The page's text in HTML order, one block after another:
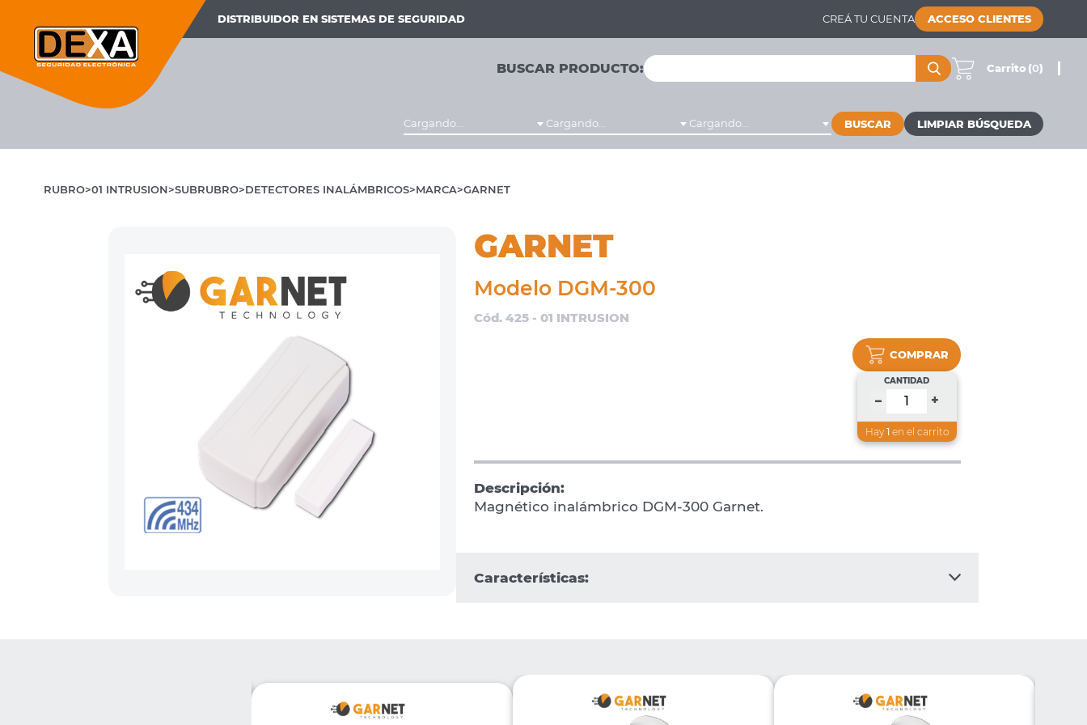
DISTRIBUIDOR EN SISTEMAS DE SEGURIDAD CREÁ TU CUENTA ACCESO CLIENTES
BUSCAR PRODUCTO: Carrito (0)
Cargando... Cargando... Cargando... BUSCAR
RUBRO 01 INTRUSION SUBRUBRO DETECTORES INALÁMBRICOS MARCA GARNET
GARNET
Modelo DGM-300
Cód. 425 - 01 INTRUSION
COMPRAR
CANTIDAD
– +
Hay 1en el carrito
Descripción:
Magnético inalámbrico DGM-300 Garnet.
Características: